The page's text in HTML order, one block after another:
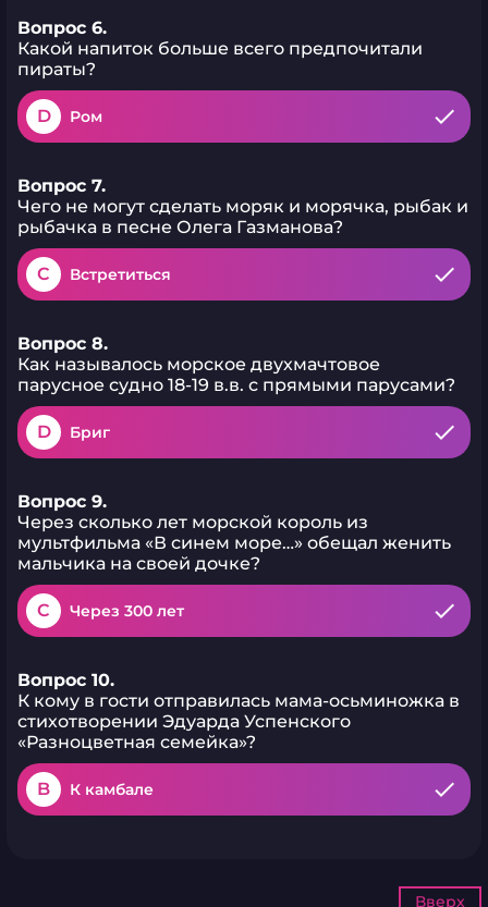
Вопрос 6.
Какой напиток больше всего предпочитали
пираты?
D Ром
Вопрос 7.
Чего не могут сделать моряк и морячка, рыбак и
рыбачка в песне Олега Газманова?
C Встретиться
Вопрос 8.
Как называлось морское двухмачтовое
парусное судно 18-19 в.в. с прямыми парусами?
D Бриг
Вопрос 9.
Через сколько лет морской король из
мультфильма «В синем море…» обещал женить
мальчика на своей дочке?
C Через 300 лет
Вопрос 10.
К кому в гости отправилась мама-осьминожка в
стихотворении Эдуарда Успенского
«Разноцветная семейка»?
B К камбале
Вверх